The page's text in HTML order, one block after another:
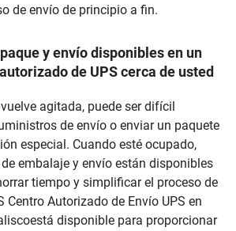
de envío de principio a fin.
y envío disponibles en un
de UPS cerca de usted
agitada, puede ser difícil
de envío o enviar un paquete
especial. Cuando esté ocupado,
embalaje y envío están disponibles
tiempo y simplificar el proceso de
Centro Autorizado de Envío UPS en
disponible para proporcionar